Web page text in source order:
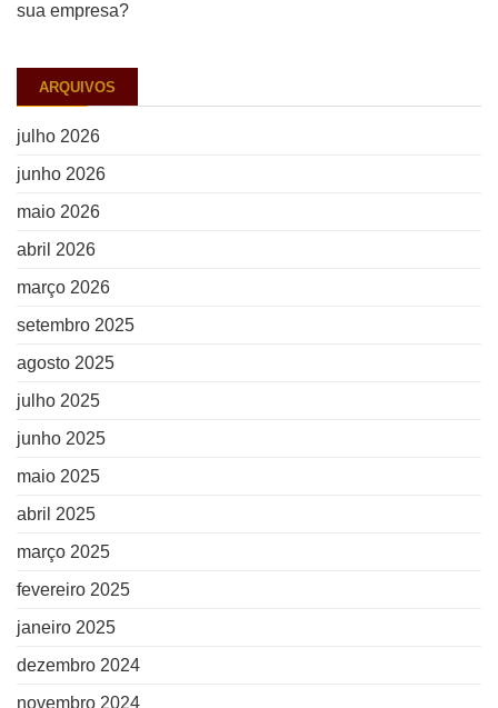
sua empresa?
ARQUIVOS
julho 2026
junho 2026
maio 2026
abril 2026
março 2026
setembro 2025
agosto 2025
julho 2025
junho 2025
maio 2025
abril 2025
março 2025
fevereiro 2025
janeiro 2025
dezembro 2024
novembro 2024